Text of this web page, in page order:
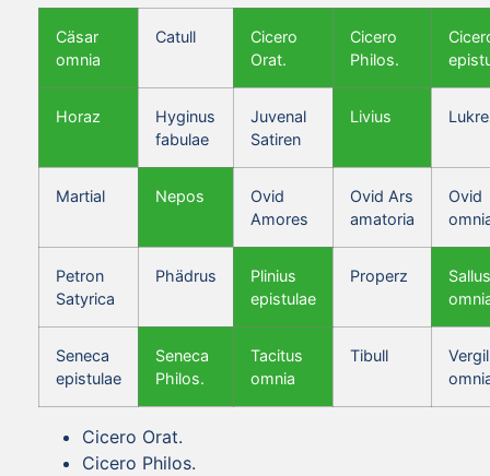
Cäsar
omnia
Catull
Cicero
Orat.
Cicero
Philos.
Horaz
Hyginus
fabulae
Juvenal
Satiren
Livius
Martial Nepos
Ovid
Amores
Ovid Ars
amatoria
Ovid
Petron
Satyrica
Phädrus
Plinius
epistulae
Properz
Seneca
epistulae
Seneca
Philos.
Tacitus
omnia
Tibull
Vergil
Cicero Orat.
Cicero Philos.